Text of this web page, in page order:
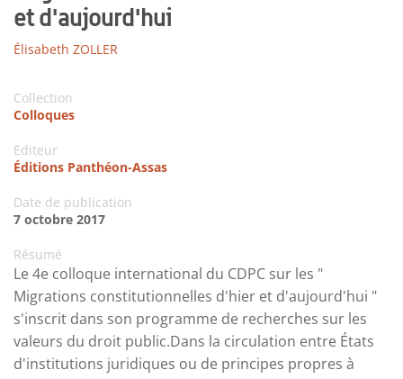
et d'aujourd'hui
Élisabeth ZOLLER
Collection
Colloques
Editeur
Éditions Panthéon-Assas
Date de publication
7 octobre 2017
Résumé
Le 4e colloque international du CDPC sur les "
Migrations constitutionnelles d'hier et d'aujourd'hui "
s'inscrit dans son programme de recherches sur les
valeurs du droit public.Dans la circulation entre États
d'institutions juridiques ou de principes propres à